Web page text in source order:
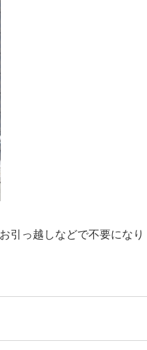
引っ越しなどで不要になり